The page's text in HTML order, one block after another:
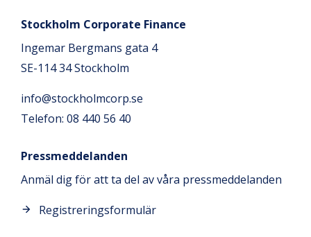
Stockholm Corporate Finance
Ingemar Bergmans gata 4
SE-114 34 Stockholm
info@stockholmcorp.se
Telefon: 08 440 56 40
Pressmeddelanden
Anmäl dig för att ta del av våra pressmeddelanden
Registreringsformulär